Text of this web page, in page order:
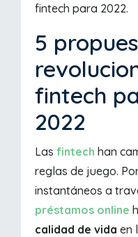
fintech para 2022.
5
fintech
2022
Lasfintech han
reglas de juego.
instantáneos a
préstamos online
calidad de vidaen